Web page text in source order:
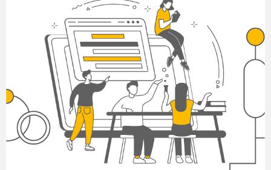
Я тебе в Закревській поманила,
Я душею билась в Рєпніній,
А в засланні крила розкрилила
В Забаржаді, смілій і тонкій.
Ні мотиль-актриса Піунова,
Ні Лікери голуба мана
Цвітом не зронилася в грозову
Душу вільну, збурену до дна.
Звучить пісня «Зоре моя вечірняя»